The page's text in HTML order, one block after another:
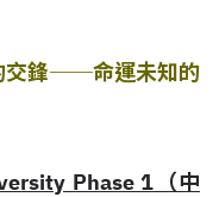
交鋒──命運未知的
Phase 1（中